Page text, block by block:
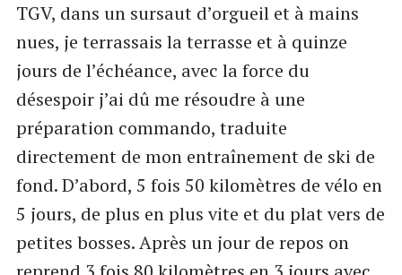
TGV, dans un sursaut d’orgueil et à mains
nues, je terrassais la terrasse et à quinze
jours de l’échéance, avec la force du
désespoir j’ai dû me résoudre à une
préparation commando, traduite
directement de mon entraînement de ski de
fond. D’abord, 5 fois 50 kilomètres de vélo en
5 jours, de plus en plus vite et du plat vers de
petites bosses. Après un jour de repos on